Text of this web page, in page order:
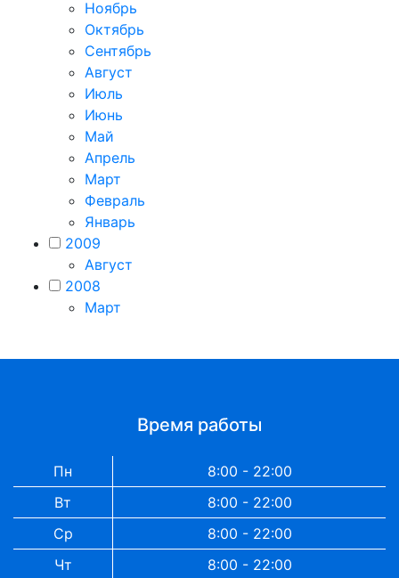
Ноябрь
Октябрь
Сентябрь
Август
Июль
Июнь
Май
Апрель
Март
Февраль
Январь
2009
Август
2008
Март
Время работы
Пн
8:00 - 22:00
Вт
8:00 - 22:00
Ср
8:00 - 22:00
Чт
8:00 - 22:00